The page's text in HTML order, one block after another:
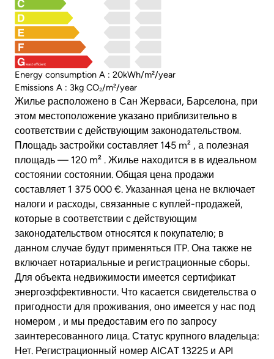
least efficient
Energy consumption A : 20kWh/m²/year
Emissions A : 3kg CO₂/m²/year
Жилье расположено в Сан Жерваси, Барселона, при
этом местоположение указано приблизительно в
соответствии с действующим законодательством.
Площадь застройки составляет 145 m² , а полезная
площадь — 120 m² . Жилье находится в в идеальном
состоянии состоянии. Общая цена продажи
составляет 1 375 000 €. Указанная цена не включает
налоги и расходы, связанные с куплей-продажей,
которые в соответствии с действующим
законодательством относятся к покупателю; в
данном случае будут применяться ITP. Она также не
включает нотариальные и регистрационные сборы.
Для объекта недвижимости имеется сертификат
энергоэффективности. Что касается свидетельства о
пригодности для проживания, оно имеется у нас под
номером , и мы предоставим его по запросу
заинтересованного лица. Статус крупного владельца:
Нет. Регистрационный номер AICAT 13225 и API